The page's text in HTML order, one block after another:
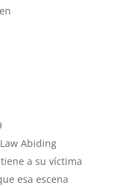
Abiding
a su víctima
esa escena